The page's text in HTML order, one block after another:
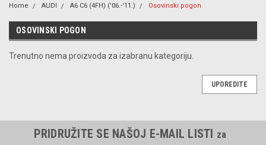
Home AUDI A6 C6 (4FH) ('06.-'11.) Osovinski pogon
OSOVINSKI POGON
Trenutno nema proizvoda za izabranu kategoriju.
UPOREDITE
PRIDRUŽITE SE NAŠOJ E-MAIL LISTI za